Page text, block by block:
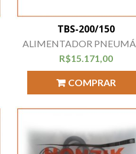
TBS-200/150
ALIMENTADOR
R$15.171,00
COMPRAR